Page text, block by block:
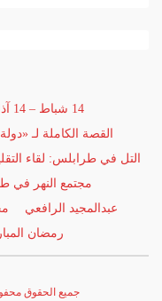
14 شباط – 14 آذار: من الاستشهاد إلى الانتفاضة
القصة الكاملة لـ
التل في طرابلس: لقاء
مجتمع النهر في
عبدالمجيد الرافعي
رمضان
جميع الحقوق محفوظة